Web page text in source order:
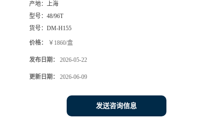
产地： 上海
型号： 48/96T
货号： DM-H155
价格： ￥1860/盒
发布日期： 2026-05-22
更新日期： 2026-06-09
发送咨询信息